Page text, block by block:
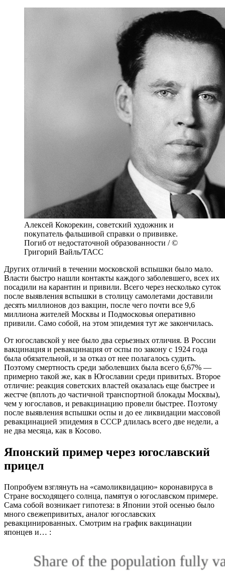
Алексей Кокорекин, советский художник и
покупатель фальшивой справки о прививке.
Погиб от недостаточной образованности / ©
Григорий Вайль/ТАСС
Других отличий в течении московской вспышки было мало.
Власти быстро нашли контакты каждого заболевшего, всех их
посадили на карантин и привили. Всего через несколько суток
после выявления вспышки в столицу самолетами доставили
десять миллионов доз вакцин, после чего почти все 9,6
миллиона жителей Москвы и Подмосковья оперативно
привили. Само собой, на этом эпидемия тут же закончилась.
От югославской у нее было два серьезных отличия. В России
вакцинация и ревакцинация от оспы по закону с 1924 года
была обязательной, и за отказ от нее полагалось судить.
Поэтому смертность среди заболевших была всего 6,67% —
примерно такой же, как в Югославии среди привитых. Второе
отличие: реакция советских властей оказалась еще быстрее и
жестче (вплоть до частичной транспортной блокады Москвы),
чем у югославов, и ревакцинацию провели быстрее. Поэтому
после выявления вспышки оспы и до ее ликвидации массовой
ревакцинацией эпидемия в СССР длилась всего две недели, а
не два месяца, как в Косово.
Японский пример через югославский
прицел
Попробуем взглянуть на «самоликвидацию» коронавируса в
Стране восходящего солнца, памятуя о югославском примере.
Сама собой возникает гипотеза: в Японии этой осенью было
много свежепривитых, аналог югославских
ревакцинированных. Смотрим на график вакцинации
японцев и… :